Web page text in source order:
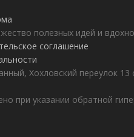
полезных идей и
соглашение
Хохловский переулок 13
при указании обратной